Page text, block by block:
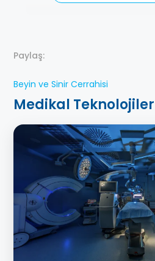
Paylaş:
Beyin ve Sinir Cerrahisi
Medikal Teknolojiler